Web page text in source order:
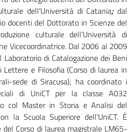
dell’Università di Catania;dal
docenti del Dottorato in Scienze del
culturale dell’Università di
Vicecoordinatrice. Dal 2006 al 2009
di Catalogazione dei Beni
Lettere e Filosofia (Corso di laurea in
sede di Siracusa); ha coordinato i
di UniCT per la classe A032
col Master in Storia e Analisi del
la Scuola Superiore dell’UniCT. È
Corso di laurea magistrale LM65-